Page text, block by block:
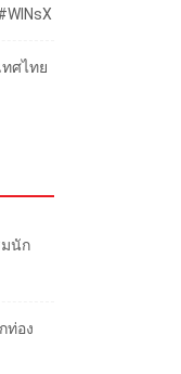
ทศไทย
มนัก
ท่อง